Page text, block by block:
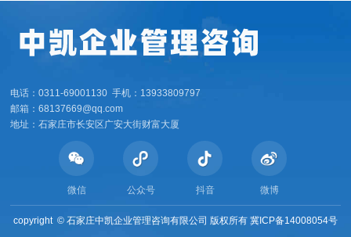
电话：0311-69001130 手机：13933809797
邮箱：68137669@qq.com
地址：石家庄市长安区广安大街财富大厦
微信 公众号 抖音 微博
copyright © 石家庄中凯企业管理咨询有限公司 版权所有 冀ICP备14008054号